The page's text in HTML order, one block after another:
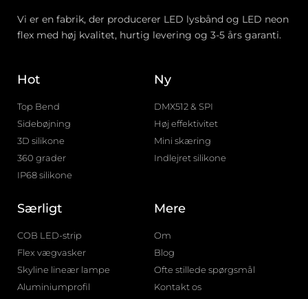
Vi er en fabrik, der producerer LED lysbånd og LED neon
flex med høj kvalitet, hurtig levering og 3-5 års garanti.
Hot
Top Bend
Sidebøjning
3D silikone
360 grader
IP68 silikone
Ny
DMX512 & SPI
Høj effektivitet
Mini skæring
Indlejret silikone
Særligt
COB LED-strip
Flex vægvasker
Skyline lineær lampe
Aluminiumprofil
Mere
Om
Blog
Ofte stillede spørgsmål
Kontakt os